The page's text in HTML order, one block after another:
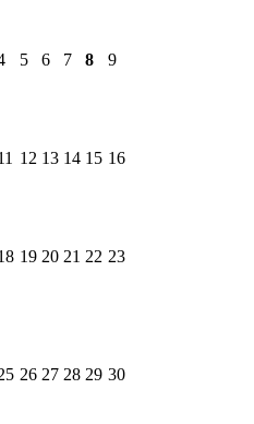
5 6 7 8 9
12 13 14 15 16
19 20 21 22 23
26 27 28 29 30